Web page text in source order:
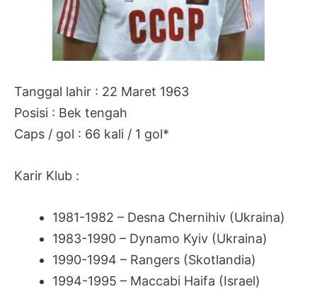
Tanggal lahir : 22 Maret 1963
Posisi : Bek tengah
Caps / gol : 66 kali / 1 gol*
Karir Klub :
1981-1982 – Desna Chernihiv (Ukraina)
1983-1990 – Dynamo Kyiv (Ukraina)
1990-1994 – Rangers (Skotlandia)
1994-1995 – Maccabi Haifa (Israel)